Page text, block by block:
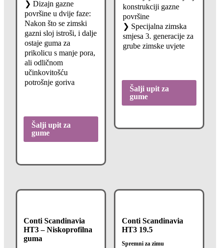
❯ Dizajn gazne
površine u dvije faze:
Nakon što se zimski
gazni sloj istroši, i dalje
ostaje guma za
prikolicu s manje pora,
ali odličnom
učinkovitošću
potrošnje goriva
Šalji upit za
gume
konstrukciji gazne
površine
❯ Specijalna zimska
smjesa 3. generacije za
grube zimske uvjete
Šalji upit za
gume
Conti Scandinavia
HT3 – Niskoprofilna
guma
Conti Scandinavia
HT3 19.5
Spremni za zimu